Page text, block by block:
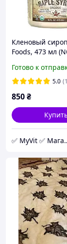
Кленовый
Foods, 473 мл
Готово к
5.0
850₴
✅ MyVit ✅